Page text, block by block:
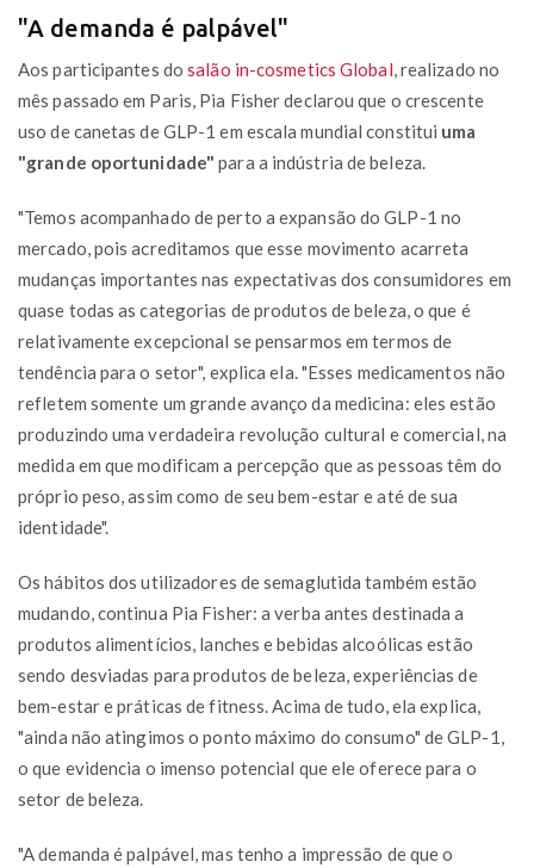
"A demanda é palpável"
Aos participantes dosalão in-cosmetics Global , realizado no
mês passado em Paris, Pia Fisher declarou que o crescente
uso de canetas de GLP-1 em escala mundial constitui uma
"grande oportunidade" para a indústria de beleza.
"Temos acompanhado de perto a expansão do GLP-1 no
mercado, pois acreditamos que esse movimento acarreta
mudanças importantes nas expectativas dos consumidores em
quase todas as categorias de produtos de beleza, o que é
relativamente excepcional se pensarmos em termos de
tendência para o setor", explica ela. "Esses medicamentos não
refletem somente um grande avanço da medicina: eles estão
produzindo uma verdadeira revolução cultural e comercial, na
medida em que modificam a percepção que as pessoas têm do
próprio peso, assim como de seu bem-estar e até de sua
identidade".
Os hábitos dos utilizadores de semaglutida também estão
mudando, continua Pia Fisher: a verba antes destinada a
produtos alimentícios, lanches e bebidas alcoólicas estão
sendo desviadas para produtos de beleza, experiências de
bem-estar e práticas de fitness. Acima de tudo, ela explica,
"ainda não atingimos o ponto máximo do consumo" de GLP-1,
o que evidencia o imenso potencial que ele oferece para o
setor de beleza.
"A demanda é palpável, mas tenho a impressão de que o